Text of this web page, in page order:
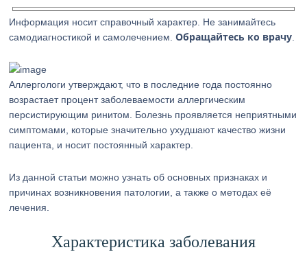
Информация носит справочный характер. Не занимайтесь
самодиагностикой и самолечением.Обращайтесь ко врачу
Аллергологи утверждают, что в последние года постоянно
возрастает процент заболеваемости аллергическим
персистирующим ринитом. Болезнь проявляется неприятными
симптомами, которые значительно ухудшают качество жизни
пациента, и носит постоянный характер.
Из данной статьи можно узнать об основных признаках и
причинах возникновения патологии, а также о методах её
лечения.
Характеристика заболевания